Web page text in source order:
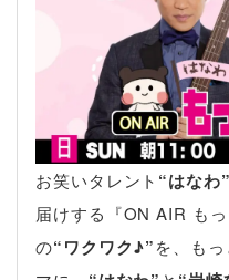
お笑いタレント “はなわ”
届けする『ON AIR も
の“ワクワク♪”を、も